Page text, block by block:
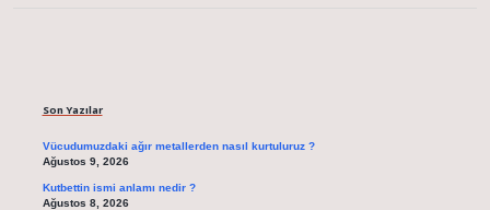
Son Yazılar
Vücudumuzdaki ağır metallerden nasıl kurtuluruz ?
Ağustos 9, 2026
Kutbettin ismi anlamı nedir ?
Ağustos 8, 2026